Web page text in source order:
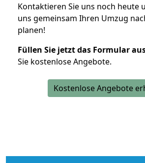
Kontaktieren Sie uns noch heute
uns gemeinsam Ihren Umzug
planen!
Füllen Sie jetzt das Formular
Sie kostenlose Angebote.
Kostenlose Angebote